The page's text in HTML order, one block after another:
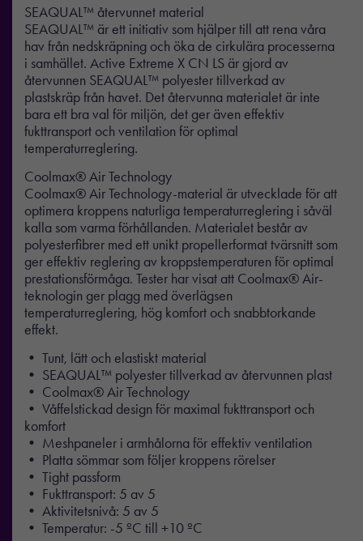
SEAQUAL™ återvunnet material
SEAQUAL™ är ett initiativ som hjälper till att rena våra
hav från nedskräpning och öka de cirkulära processerna
i samhället. Active Extreme X CN LS är gjord av
återvunnen SEAQUAL™ polyester tillverkad av
plastskräp från havet. Det återvunna materialet är inte
bara ett bra val för miljön, det ger även effektiv
fukttransport och ventilation för optimal
temperaturreglering.
Coolmax® Air Technology
Coolmax® Air Technology-material är utvecklade för att
optimera kroppens naturliga temperaturreglering i såväl
kalla som varma förhållanden. Materialet består av
polyesterfibrer med ett unikt propellerformat tvärsnitt som
ger effektiv reglering av kroppstemperaturen för optimal
prestationsförmåga. Tester har visat att Coolmax® Air-
teknologin ger plagg med överlägsen
temperaturreglering, hög komfort och snabbtorkande
effekt.
• Tunt, lätt och elastiskt material
• SEAQUAL™ polyester tillverkad av återvunnen plast
• Coolmax® Air Technology
• Våffelstickad design för maximal fukttransport och
komfort
• Meshpaneler i armhålorna för effektiv ventilation
• Platta sömmar som följer kroppens rörelser
• Tight passform
• Fukttransport: 5 av 5
• Aktivitetsnivå: 5 av 5
• Temperatur: -5 ºC till +10 ºC